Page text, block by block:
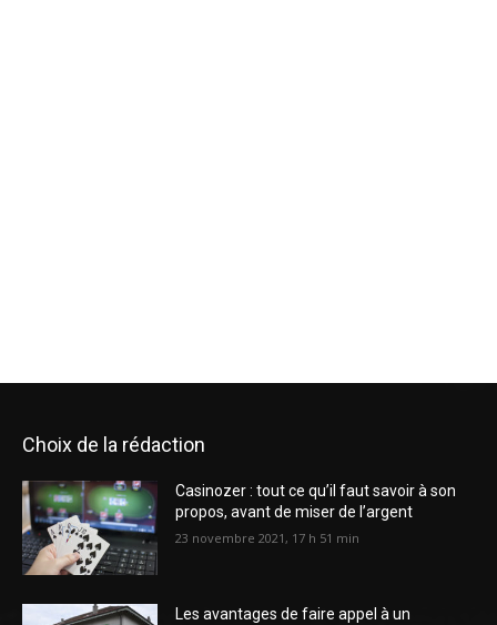
Choix de la rédaction
Casinozer : tout ce qu’il faut savoir à son
propos, avant de miser de l’argent
23 novembre 2021, 17 h 51 min
Les avantages de faire appel à un